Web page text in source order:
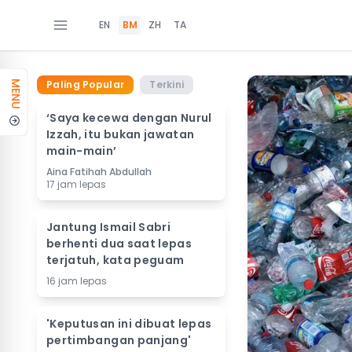
EN BM ZH TA
MENU Paling Popular Terkini
‘Saya kecewa dengan Nurul
Izzah, itu bukan jawatan
main-main’
Aina Fatihah Abdullah
17 jam lepas
Jantung Ismail Sabri
berhenti dua saat lepas
terjatuh, kata peguam
16 jam lepas
'Keputusan ini dibuat lepas
pertimbangan panjang'